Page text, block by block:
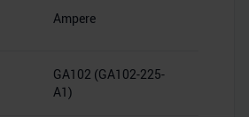
Ampere
GA102 (GA102-225-
A1)